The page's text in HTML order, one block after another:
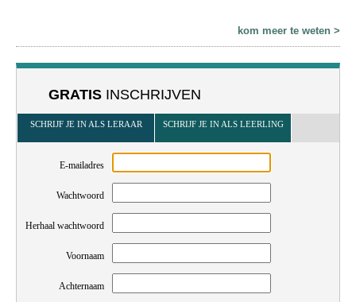
kom meer te weten >
GRATIS INSCHRIJVEN
SCHRIJF JE IN ALS LERAAR SCHRIJF JE IN ALS LEERLING
E-mailadres
Wachtwoord
Herhaal wachtwoord
Voornaam
Achternaam